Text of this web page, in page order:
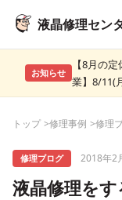
液晶修理セン
お知らせ
【8月の
業】8/11(
トップ 修理事例 修理
修理ブログ 2018年2
液晶修理を